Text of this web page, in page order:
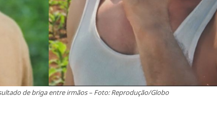
de briga entre irmãos – Foto: Reprodução/Globo